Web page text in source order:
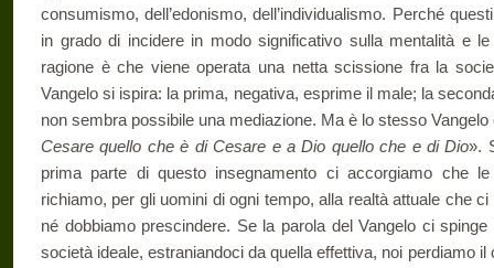
consu­mismo, dell’edonismo, dell’individualismo. Perché
in grado di incidere in modo significativo sulla mentalità e
ragione è che viene operata una netta scissione fra la
Vangelo si ispira: la prima, negativa, esprime il male; la
non sembra possibile una mediazione. Ma è lo stesso
Cesare quello che è di Cesare e a Dio quello che e di Dio».
prima parte di questo insegnamento ci accorgiamo che
richiamo, per gli uomini di ogni tempo, alla realtà attuale che
né dobbiamo prescindere. Se la parola del Vangelo ci
società ideale, estraniando­ci da quella effettiva, noi perdiamo